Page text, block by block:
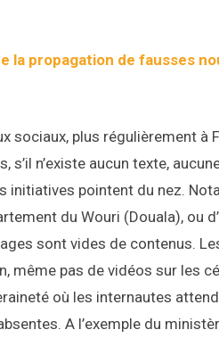
la propagation de fausses
sociaux, plus régulièrement à
n’existe aucun texte,
initiatives pointent du nez.
du Wouri (Douala), ou
sont vides de contenus.
même pas de vidéos sur les
où les internautes
A l’exemple du